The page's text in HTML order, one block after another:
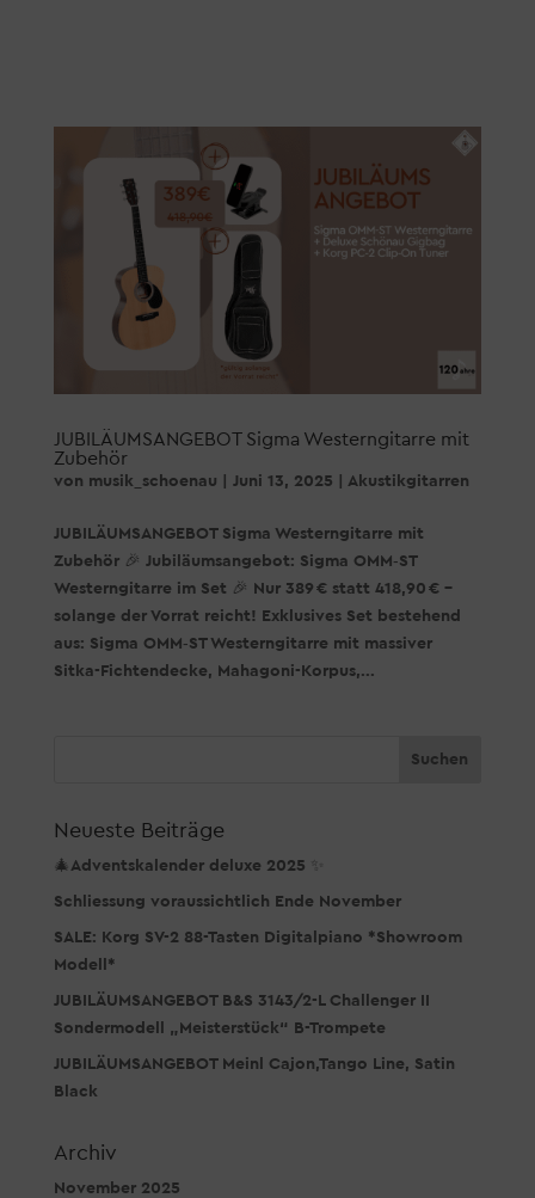
JUBILÄUMSANGEBOT Sigma Westerngitarre mit
Zubehör
von musik_schoenau Juni 13, 2025 Akustikgitarren
JUBILÄUMSANGEBOT Sigma Westerngitarre mit
Zubehör 🎉 Jubiläumsangebot: Sigma OMM‑ST
Westerngitarre im Set 🎉 Nur 389 € statt 418,90 € –
solange der Vorrat reicht! Exklusives Set bestehend
aus: Sigma OMM‑ST Westerngitarre mit massiver
Sitka-Fichtendecke, Mahagoni-Korpus,...
Neueste Beiträge
🎄Adventskalender deluxe 2025 ✨
Schliessung voraussichtlich Ende November
SALE: Korg SV-2 88-Tasten Digitalpiano *Showroom
Modell*
JUBILÄUMSANGEBOT B&S 3143/2-L Challenger II
Sondermodell „Meisterstück“ B-Trompete
JUBILÄUMSANGEBOT Meinl Cajon,Tango Line, Satin
Black
Archiv
November 2025